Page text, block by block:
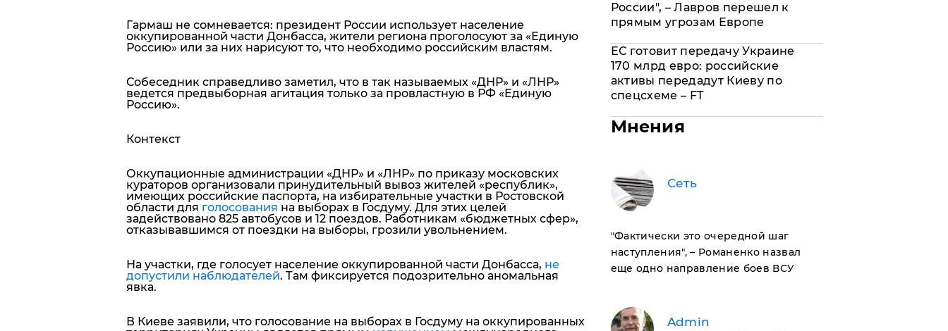
Гармаш не сомневается: президент России использует население
оккупированной части Донбасса, жители региона проголосуют за «Единую
Россию» или за них нарисуют то, что необходимо российским властям.
Собеседник справедливо заметил, что в так называемых «ДНР» и «ЛНР»
ведется предвыборная агитация только за провластную в РФ «Единую
Россию».
Контекст
Оккупационные администрации «ДНР» и «ЛНР» по приказу московских
кураторов организовали принудительный вывоз жителей «республик»,
имеющих российские паспорта, на избирательные участки в Ростовской
области для голосования на выборах в Госдуму. Для этих целей
задействовано 825 автобусов и 12 поездов. Работникам «бюджетных сфер»,
отказывавшимся от поездки на выборы, грозили увольнением.
На участки, где голосует население оккупированной части Донбасса, не
допустили наблюдателей. Там фиксируется подозрительно аномальная
явка.
В Киеве заявили, что голосование на выборах в Госдуму на оккупированных
России", – Лавров перешел к
прямым угрозам Европе
ЕС готовит передачу Украине
170 млрд евро: российские
активы передадут Киеву по
спецсхеме – FT
Мнения
Сеть
​"Фактически это очередной шаг
наступления", – Романенко назвал
еще одно направление боев ВСУ
Admin